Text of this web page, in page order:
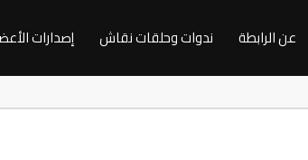
عن الرابطة ندوات وحلقات نقاش إصدارات